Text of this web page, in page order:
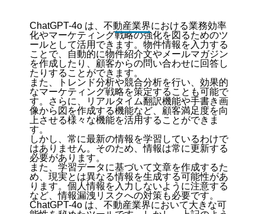
ChatGPT-4o は、不動産業界における業務効率
化やマーケティング戦略の強化を図るためのツ
ールとして活用できます。物件情報を入力する
ことで、自動的に物件紹介文やメールマガジン
を作成したり、顧客からの問い合わせに回答し
たりすることができます。
また、トレンド分析や競合分析を行い、効果的
なマーケティング戦略を策定することも可能で
す。さらに、リアルタイム翻訳機能や手書き画
像から図を作成する機能など、顧客満足度を向
上させる様々な機能を活用することができま
す。
しかし、常に最新の情報を学習しているわけで
はありません。そのため、情報は常に更新する
必要があります。
また、学習データに基づいて文章を作成するた
め、現実とは異なる情報を生成する可能性があ
ります。個人情報を入力しないように注意する
など、情報漏洩リスクへの対策も必要です。
ChatGPT-4o は、不動産業界において大きな可